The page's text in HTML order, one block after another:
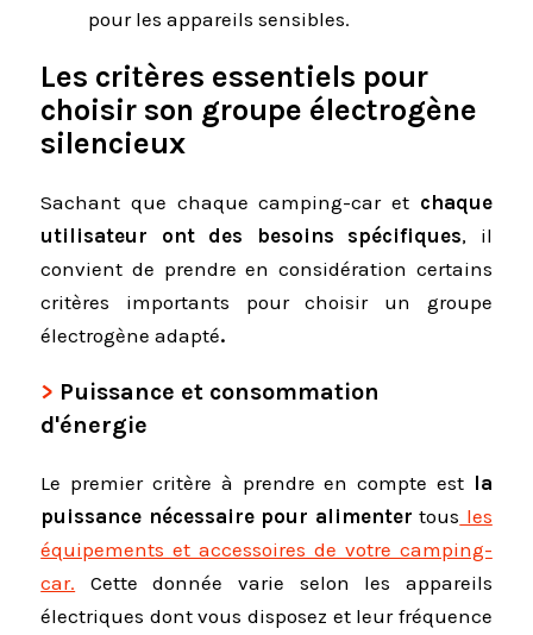
pour les appareils sensibles.
Les critères essentiels pour
choisir son groupe électrogène
silencieux
Sachant que chaque camping-car et chaque
utilisateur ont des besoins spécifiques, il
convient de prendre en considération certains
critères importants pour choisir un groupe
électrogène adapté.
Puissance et consommation
d'énergie
Le premier critère à prendre en compte est la
puissance nécessaire pour alimenter tous les
équipements et accessoires de votre camping-
car. Cette donnée varie selon les appareils
électriques dont vous disposez et leur fréquence